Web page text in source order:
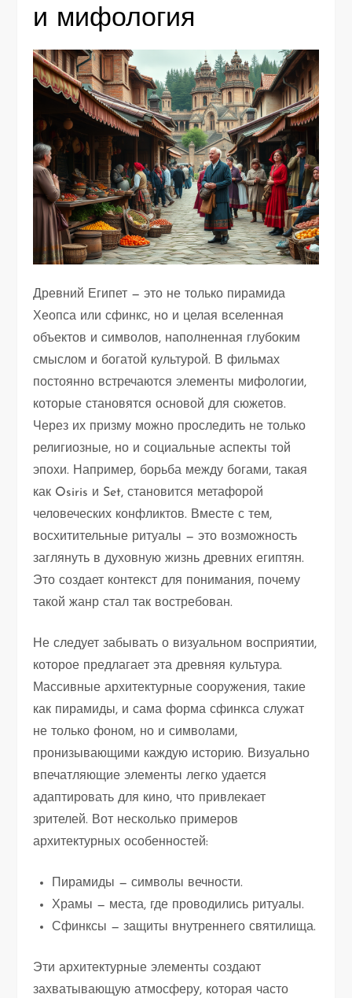
и мифология
Древний Египет — это не только пирамида
Хеопса или сфинкс, но и целая вселенная
объектов и символов, наполненная глубоким
смыслом и богатой культурой. В фильмах
постоянно встречаются элементы мифологии,
которые становятся основой для сюжетов.
Через их призму можно проследить не только
религиозные, но и социальные аспекты той
эпохи. Например, борьба между богами, такая
как Osiris и Set, становится метафорой
человеческих конфликтов. Вместе с тем,
восхитительные ритуалы — это возможность
заглянуть в духовную жизнь древних египтян.
Это создает контекст для понимания, почему
такой жанр стал так востребован.
Не следует забывать о визуальном восприятии,
которое предлагает эта древняя культура.
Массивные архитектурные сооружения, такие
как пирамиды, и сама форма сфинкса служат
не только фоном, но и символами,
пронизывающими каждую историю. Визуально
впечатляющие элементы легко удается
адаптировать для кино, что привлекает
зрителей. Вот несколько примеров
архитектурных особенностей:
Пирамиды — символы вечности.
Храмы — места, где проводились ритуалы.
Сфинксы — защиты внутреннего святилища.
Эти архитектурные элементы создают
захватывающую атмосферу, которая часто